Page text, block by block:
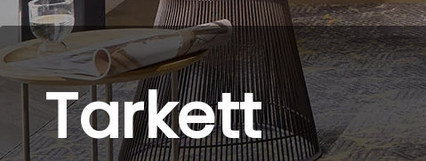
Tarkett